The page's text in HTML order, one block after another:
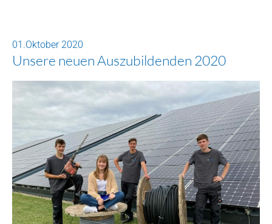
01.Oktober 2020
Unsere neuen Auszubildenden 2020